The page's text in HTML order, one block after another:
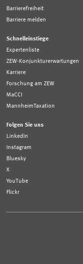
Barrierefreiheit
Barriere melden
Schnelleinstiege
Expertenliste
ZEW-Konjunkturerwartungen
Karriere
Forschung am ZEW
MaCCI
MannheimTaxation
Folgen Sie uns
LinkedIn
Instagram
Bluesky
X
YouTube
Flickr